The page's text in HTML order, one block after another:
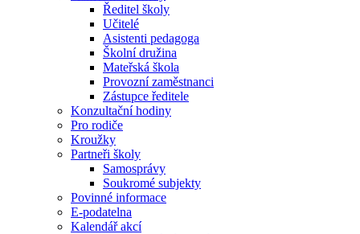
Ředitel školy
Učitelé
Asistenti pedagoga
Školní družina
Mateřská škola
Provozní zaměstnanci
Zástupce ředitele
Konzultační hodiny
Pro rodiče
Kroužky
Partneři školy
Samosprávy
Soukromé subjekty
Povinné informace
E-podatelna
Kalendář akcí